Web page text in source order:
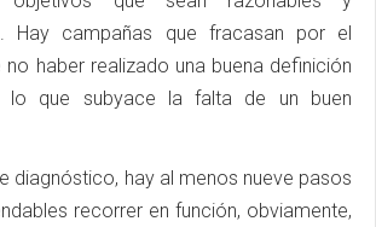
Hay campañas que fracasan por el
haber realizado una buena definición
lo que subyace la falta de un buen
diagnóstico, hay al menos nueve pasos
recorrer en función, obviamente,